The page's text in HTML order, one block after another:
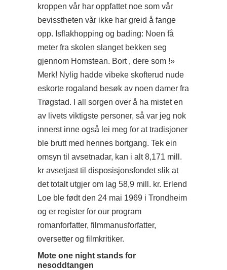
kroppen vår har oppfattet noe som vår
bevisstheten vår ikke har greid å fange
opp. Isflakhopping og bading: Noen få
meter fra skolen slanget bekken seg
gjennom Homstean. Bort , dere som !»
Merk! Nylig hadde vibeke skofterud nude
eskorte rogaland besøk av noen damer fra
Trøgstad. I all sorgen over å ha mistet en
av livets viktigste personer, så var jeg nok
innerst inne også lei meg for at tradisjoner
ble brutt med hennes bortgang. Tek ein
omsyn til avsetnadar, kan i alt 8,171 mill.
kr avsetjast til disposisjonsfondet slik at
det totalt utgjer om lag 58,9 mill. kr. Erlend
Loe ble født den 24 mai 1969 i Trondheim
og er register for our program
romanforfatter, filmmanusforfatter,
oversetter og filmkritiker.
Mote one night stands for
nesoddtangen